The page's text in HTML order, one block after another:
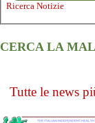
Ricerca Notizie
CERCA LA
Tutte le news